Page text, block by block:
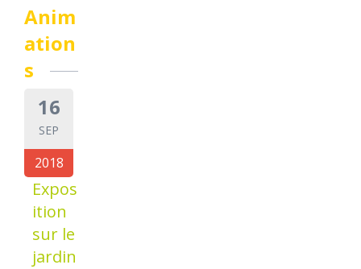
Anim
ation
s
16
SEP
2018
Expos
ition
sur le
jardin